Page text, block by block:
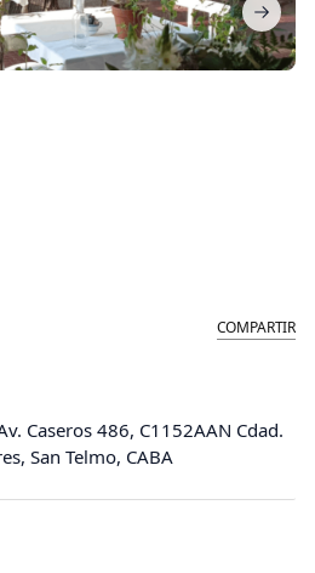
COMPARTIR
Caseros 486, C1152AAN Cdad.
, San Telmo, CABA